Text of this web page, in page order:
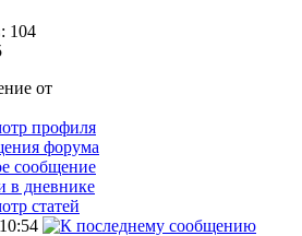
104
от
профиля
форума
сообщение
в дневнике
статей
10:54